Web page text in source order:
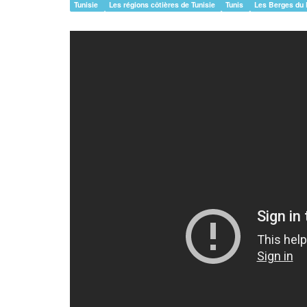
Tunisie Les régions côtières de Tunisie Tunis Les Berges du